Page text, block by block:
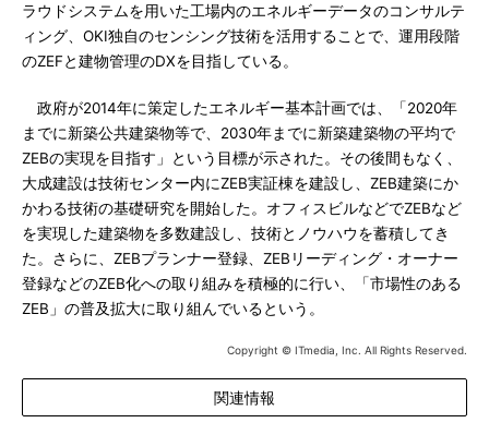
ラウドシステムを用いた工場内のエネルギーデータのコンサルテ
ィング、OKI独自のセンシング技術を活用することで、運用段階
のZEFと建物管理のDXを目指している。
政府が2014年に策定したエネルギー基本計画では、「2020年
までに新築公共建築物等で、2030年までに新築建築物の平均で
ZEBの実現を目指す」という目標が示された。その後間もなく、
大成建設は技術センター内にZEB実証棟を建設し、ZEB建築にか
かわる技術の基礎研究を開始した。オフィスビルなどでZEBなど
を実現した建築物を多数建設し、技術とノウハウを蓄積してき
た。さらに、ZEBプランナー登録、ZEBリーディング・オーナー
登録などのZEB化への取り組みを積極的に行い、「市場性のある
ZEB」の普及拡大に取り組んでいるという。
Copyright © ITmedia, Inc. All Rights Reserved.
関連情報